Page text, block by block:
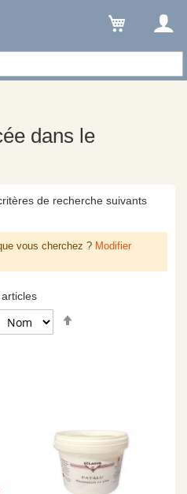
dans le
de recherche suivants
vous cherchez ? Modifier
articles